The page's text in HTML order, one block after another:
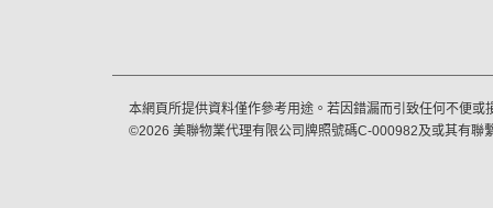
本網頁所提供資料僅作參考用途。若因錯漏而引致任何不便
©2026 美聯物業代理有限公司牌照號碼C-000982及或其有聯